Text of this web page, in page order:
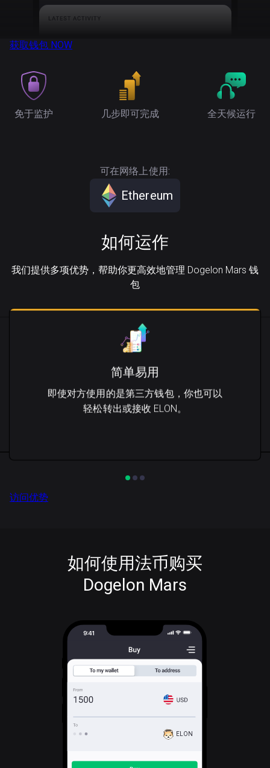
获取钱包 NOW
免于监护 几步即可完成 全天候运行
可在网络上使用:
Ethereum
如何运作
我们提供多项优势，帮助你更高效地管理 Dogelon Mars 钱
包
简单易用
即使对方使用的是第三方钱包，你也可以
轻松转出或接收 ELON。
访问优势
如何使用法币购买
Dogelon Mars
ELON